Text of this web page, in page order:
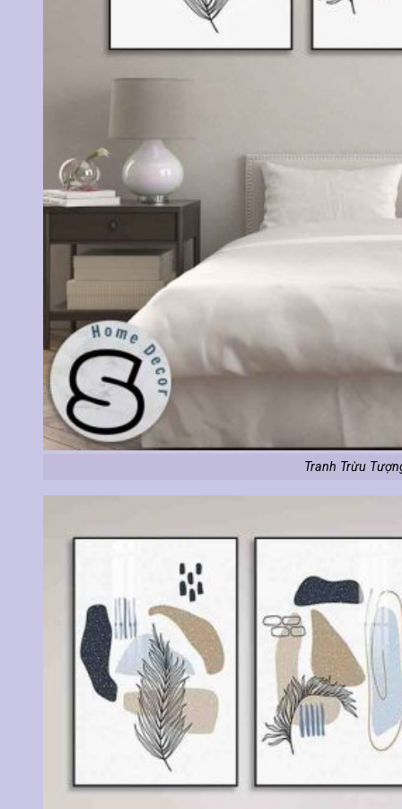
Tranh Trừu